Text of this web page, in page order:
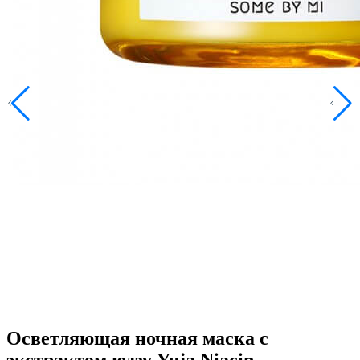
Осветляющая ночная маска с